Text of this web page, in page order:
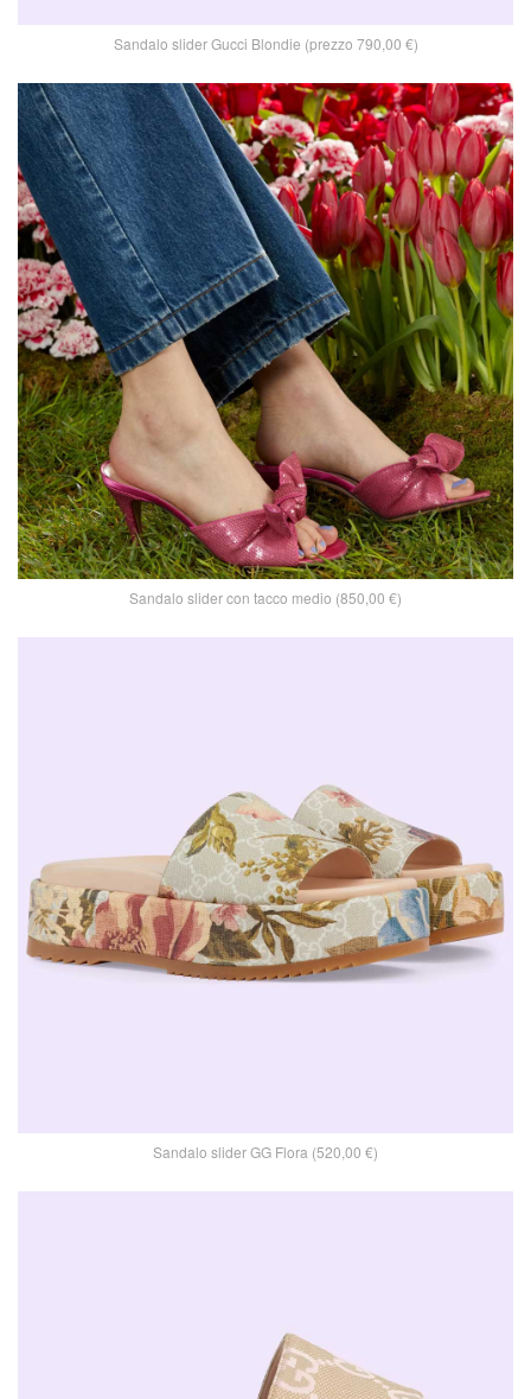
Sandalo slider Gucci Blondie (prezzo 790,00 €)
Sandalo slider con tacco medio (850,00 €)
Sandalo slider GG Flora (520,00 €)